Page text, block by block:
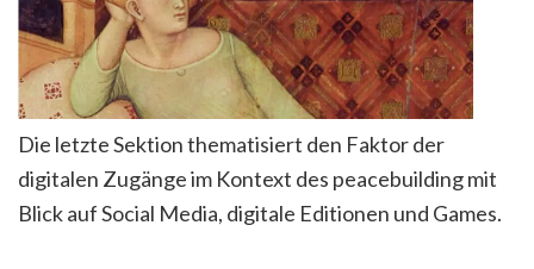
Die letzte Sektion thematisiert den Faktor der
digitalen Zugänge im Kontext des peacebuilding mit
Blick auf Social Media, digitale Editionen und Games.